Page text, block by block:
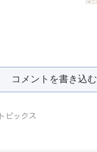
コメントを書き込む
トピックス